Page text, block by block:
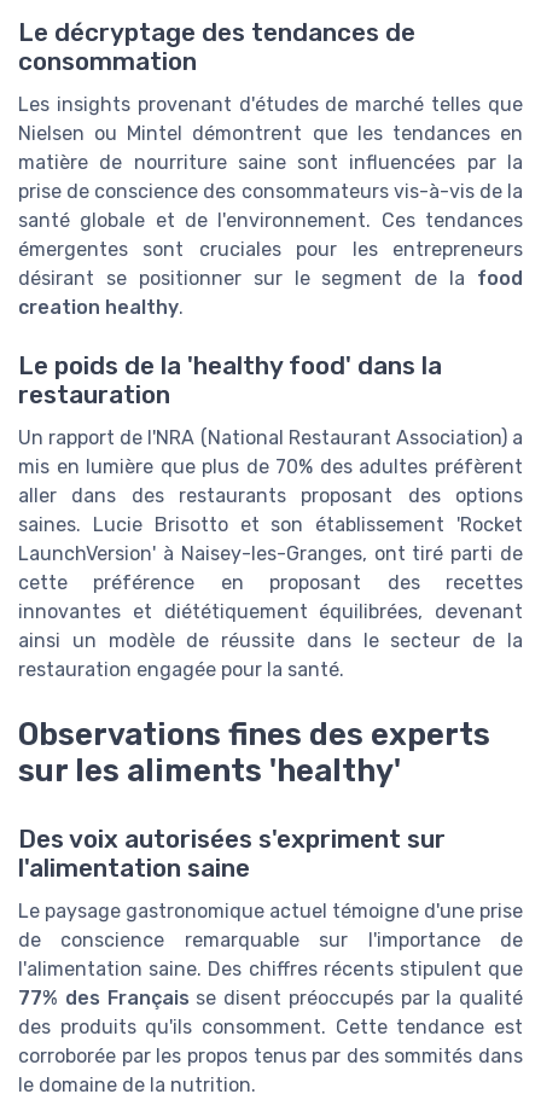
Le décryptage des tendances de
consommation
Les insights provenant d'études de marché telles que
Nielsen ou Mintel démontrent que les tendances en
matière de nourriture saine sont influencées par la
prise de conscience des consommateurs vis-à-vis de la
santé globale et de l'environnement. Ces tendances
émergentes sont cruciales pour les entrepreneurs
désirant se positionner sur le segment de la food
creation healthy.
Le poids de la 'healthy food' dans la
restauration
Un rapport de l'NRA (National Restaurant Association) a
mis en lumière que plus de 70% des adultes préfèrent
aller dans des restaurants proposant des options
saines. Lucie Brisotto et son établissement 'Rocket
LaunchVersion' à Naisey-les-Granges, ont tiré parti de
cette préférence en proposant des recettes
innovantes et diététiquement équilibrées, devenant
ainsi un modèle de réussite dans le secteur de la
restauration engagée pour la santé.
Observations fines des experts
sur les aliments 'healthy'
Des voix autorisées s'expriment sur
l'alimentation saine
Le paysage gastronomique actuel témoigne d'une prise
de conscience remarquable sur l'importance de
l'alimentation saine. Des chiffres récents stipulent que
77% des Français se disent préoccupés par la qualité
des produits qu'ils consomment. Cette tendance est
corroborée par les propos tenus par des sommités dans
le domaine de la nutrition.